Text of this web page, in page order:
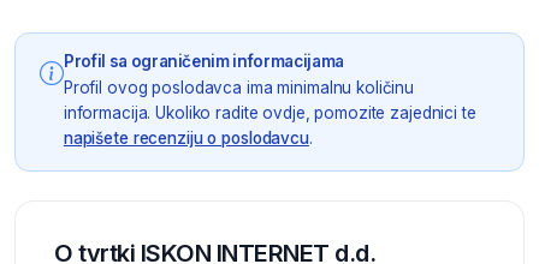
Profil sa ograničenim informacijama
Profil ovog poslodavca ima minimalnu količinu
informacija. Ukoliko radite ovdje, pomozite zajednici te
napišete recenziju o poslodavcu.
O tvrtki ISKON INTERNET d.d.